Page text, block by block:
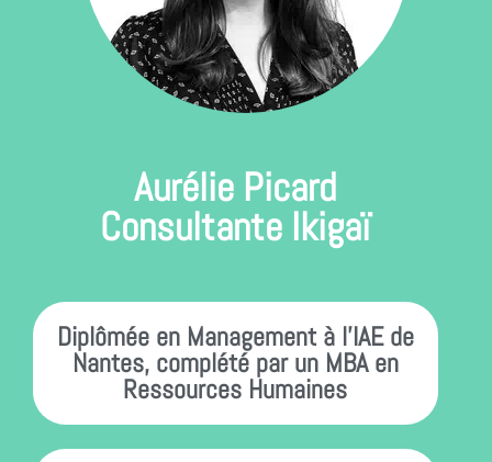
Aurélie Picard
Consultante Ikigaï
Diplômée en Management à l’IAE de
Nantes, complété par un MBA en
Ressources Humaines